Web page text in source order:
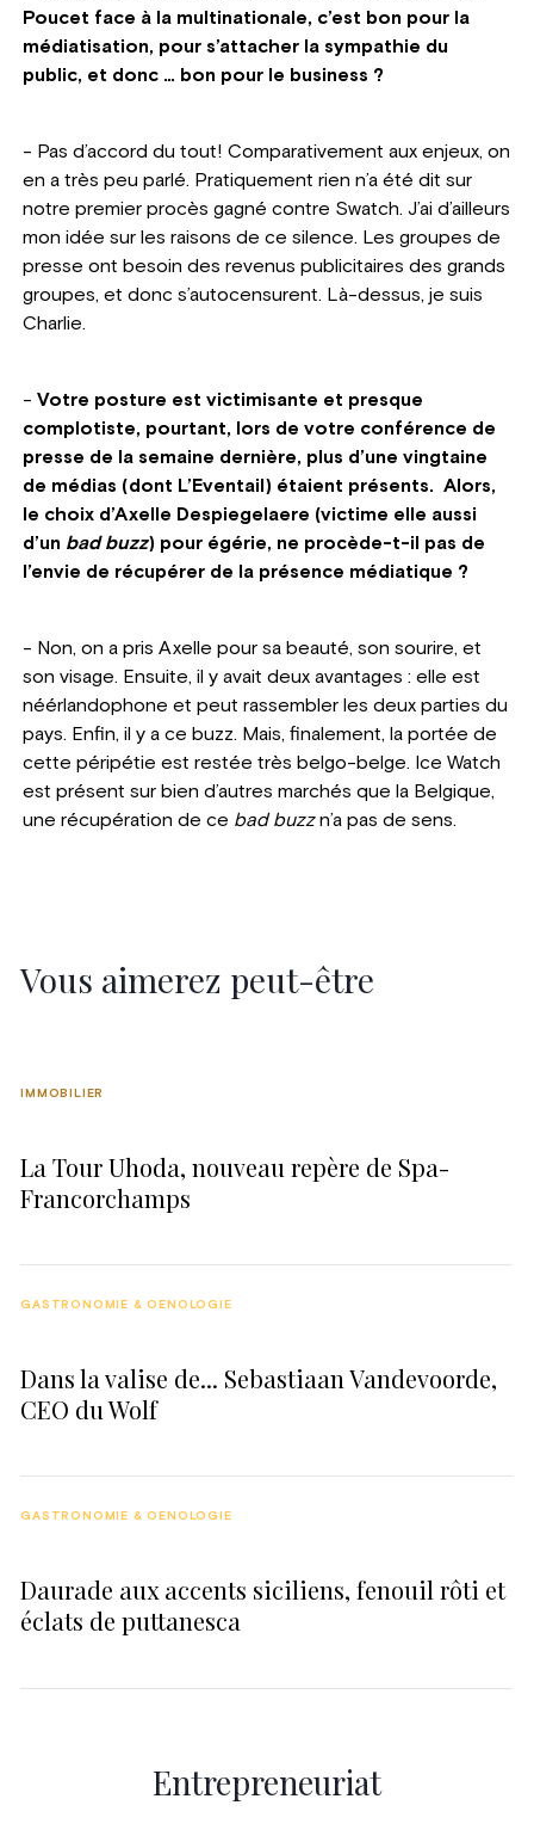
Poucet face à la multinationale, c’est bon pour la
médiatisation, pour s’attacher la sympathie du
public, et donc … bon pour le business ?
- Pas d’accord du tout! Comparativement aux enjeux, on
en a très peu parlé. Pratiquement rien n’a été dit sur
notre premier procès gagné contre Swatch. J’ai d’ailleurs
mon idée sur les raisons de ce silence. Les groupes de
presse ont besoin des revenus publicitaires des grands
groupes, et donc s’autocensurent. Là-dessus, je suis
Charlie.
- Votre posture est victimisante et presque
complotiste, pourtant, lors de votre conférence de
presse de la semaine dernière, plus d’une vingtaine
de médias (dont L’Eventail) étaient présents. Alors,
le choix d’Axelle Despiegelaere (victime elle aussi
d’un bad buzz) pour égérie, ne procède-t-il pas de
l’envie de récupérer de la présence médiatique ?
- Non, on a pris Axelle pour sa beauté, son sourire, et
son visage. Ensuite, il y avait deux avantages : elle est
néérlandophone et peut rassembler les deux parties du
pays. Enfin, il y a ce buzz. Mais, finalement, la portée de
cette péripétie est restée très belgo-belge. Ice Watch
est présent sur bien d’autres marchés que la Belgique,
une récupération de ce bad buzzn’a pas de sens.
Vous aimerez peut-être
La Tour Uhoda, nouveau repère de Spa-
Francorchamps
IMMOBILIER
Dans la valise de... Sebastiaan Vandevoorde,
CEO du Wolf
GASTRONOMIE & OENOLOGIE
Daurade aux accents siciliens, fenouil rôti et
éclats de puttanesca
GASTRONOMIE & OENOLOGIE
Entrepreneuriat